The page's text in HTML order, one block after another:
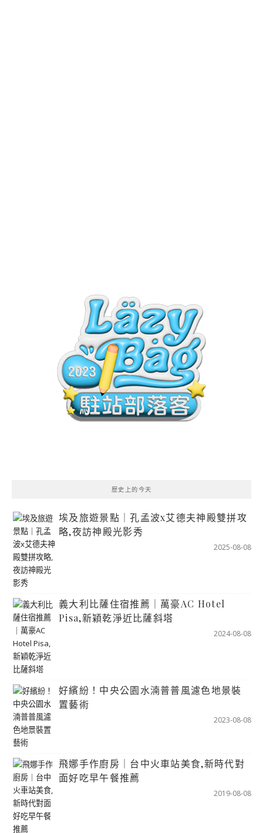
歷史上的今天
埃及旅遊景點｜孔孟波x艾德夫神殿雙拼攻
略,夜訪神殿光影秀
2025-08-08
義大利比薩住宿推薦｜萬豪AC Hotel
Pisa,新穎乾淨近比薩斜塔
2024-08-08
好繽紛！中央公園水湳普普風濾色地景裝
置藝術
2023-08-08
飛娜手作廚房｜台中火車站美食,新時代對
面好吃早午餐推薦
2019-08-08